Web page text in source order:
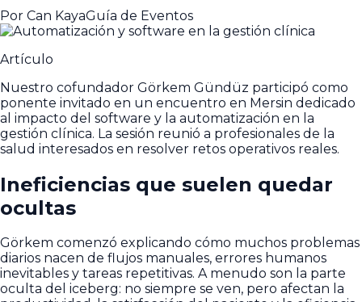
Por Can KayaGuía de Eventos
Artículo
Nuestro cofundador Görkem Gündüz participó como
ponente invitado en un encuentro en Mersin dedicado
al impacto del software y la automatización en la
gestión clínica. La sesión reunió a profesionales de la
salud interesados en resolver retos operativos reales.
Ineficiencias que suelen quedar
ocultas
Görkem comenzó explicando cómo muchos problemas
diarios nacen de flujos manuales, errores humanos
inevitables y tareas repetitivas. A menudo son la parte
oculta del iceberg: no siempre se ven, pero afectan la